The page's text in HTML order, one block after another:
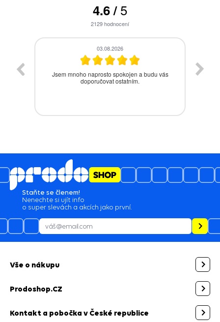
4.6/5
2129hodnocení
28.07.2026
Bezproblémová komunikace, rychlé vyřešení
drobného problému.
Staňte se členem!
Nenechte si ujít info
o super slevách a akcích jako první.
Vše o nákupu
Prodoshop.CZ
Kontakt a pobočka v České republice